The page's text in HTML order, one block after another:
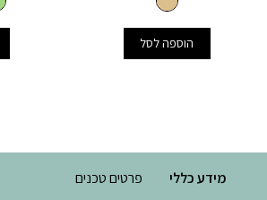
היה:
₪80.
₪56.
הוספה לסל
מידע כללי פרטים טכנים